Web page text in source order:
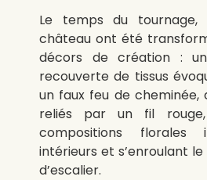
Le temps du tournage,
château ont été
décors de création :
recouverte de tissus
un faux feu de cheminée,
reliés par un fil
compositions florales
intérieurs et s’enroulant
d’escalier.